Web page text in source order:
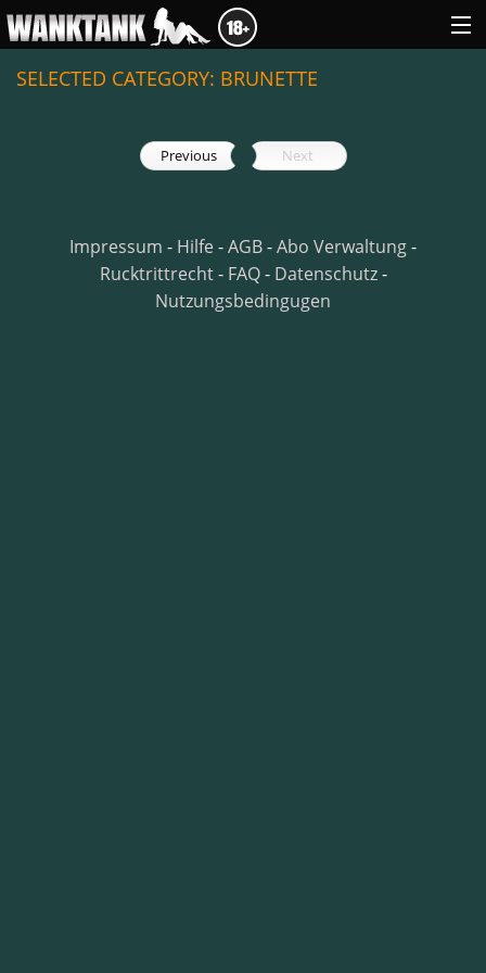
SELECTED CATEGORY: BRUNETTE
Previous Next
Impressum - Hilfe-AGB-Abo Verwaltung-
Rucktrittrecht- FAQ- Datenschutz-
Nutzungsbedingugen